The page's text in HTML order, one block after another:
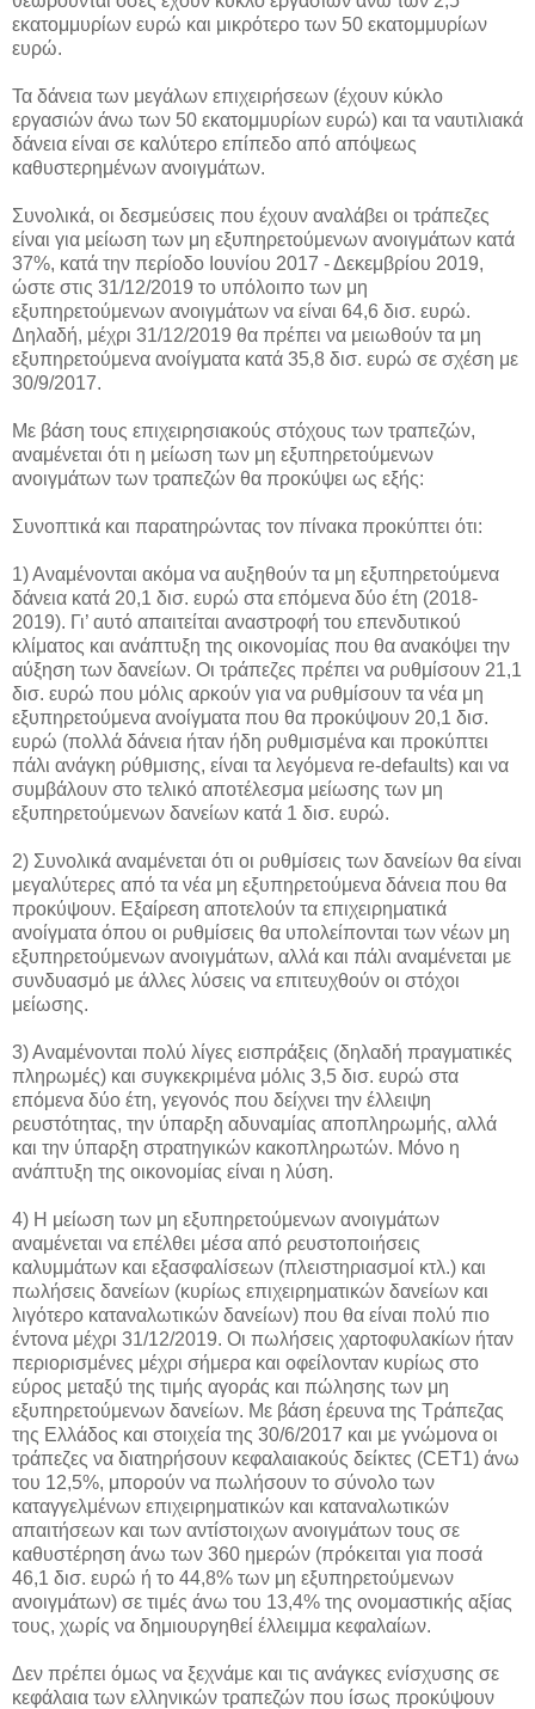
εκατομμυρίων ευρώ και μικρότερο των 50 εκατομμυρίων
ευρώ.
Τα δάνεια των μεγάλων επιχειρήσεων (έχουν κύκλο
εργασιών άνω των 50 εκατομμυρίων ευρώ) και τα ναυτιλιακά
δάνεια είναι σε καλύτερο επίπεδο από απόψεως
καθυστερημένων ανοιγμάτων.
Συνολικά, οι δεσμεύσεις που έχουν αναλάβει οι τράπεζες
είναι για μείωση των μη εξυπηρετούμενων ανοιγμάτων κατά
37%, κατά την περίοδο Ιουνίου 2017 - Δεκεμβρίου 2019,
ώστε στις 31/12/2019 το υπόλοιπο των μη
εξυπηρετούμενων ανοιγμάτων να είναι 64,6 δισ. ευρώ.
Δηλαδή, μέχρι 31/12/2019 θα πρέπει να μειωθούν τα μη
εξυπηρετούμενα ανοίγματα κατά 35,8 δισ. ευρώ σε σχέση με
30/9/2017.
Με βάση τους επιχειρησιακούς στόχους των τραπεζών,
αναμένεται ότι η μείωση των μη εξυπηρετούμενων
ανοιγμάτων των τραπεζών θα προκύψει ως εξής:
Συνοπτικά και παρατηρώντας τον πίνακα προκύπτει ότι:
1) Αναμένονται ακόμα να αυξηθούν τα μη εξυπηρετούμενα
δάνεια κατά 20,1 δισ. ευρώ στα επόμενα δύο έτη (2018-
2019). Γι’ αυτό απαιτείται αναστροφή του επενδυτικού
κλίματος και ανάπτυξη της οικονομίας που θα ανακόψει την
αύξηση των δανείων. Οι τράπεζες πρέπει να ρυθμίσουν 21,1
δισ. ευρώ που μόλις αρκούν για να ρυθμίσουν τα νέα μη
εξυπηρετούμενα ανοίγματα που θα προκύψουν 20,1 δισ.
ευρώ (πολλά δάνεια ήταν ήδη ρυθμισμένα και προκύπτει
πάλι ανάγκη ρύθμισης, είναι τα λεγόμενα re-defaults) και να
συμβάλουν στο τελικό αποτέλεσμα μείωσης των μη
εξυπηρετούμενων δανείων κατά 1 δισ. ευρώ.
2) Συνολικά αναμένεται ότι οι ρυθμίσεις των δανείων θα είναι
μεγαλύτερες από τα νέα μη εξυπηρετούμενα δάνεια που θα
προκύψουν. Εξαίρεση αποτελούν τα επιχειρηματικά
ανοίγματα όπου οι ρυθμίσεις θα υπολείπονται των νέων μη
εξυπηρετούμενων ανοιγμάτων, αλλά και πάλι αναμένεται με
συνδυασμό με άλλες λύσεις να επιτευχθούν οι στόχοι
μείωσης.
3) Αναμένονται πολύ λίγες εισπράξεις (δηλαδή πραγματικές
πληρωμές) και συγκεκριμένα μόλις 3,5 δισ. ευρώ στα
επόμενα δύο έτη, γεγονός που δείχνει την έλλειψη
ρευστότητας, την ύπαρξη αδυναμίας αποπληρωμής, αλλά
και την ύπαρξη στρατηγικών κακοπληρωτών. Μόνο η
ανάπτυξη της οικονομίας είναι η λύση.
4) Η μείωση των μη εξυπηρετούμενων ανοιγμάτων
αναμένεται να επέλθει μέσα από ρευστοποιήσεις
καλυμμάτων και εξασφαλίσεων (πλειστηριασμοί κτλ.) και
πωλήσεις δανείων (κυρίως επιχειρηματικών δανείων και
λιγότερο καταναλωτικών δανείων) που θα είναι πολύ πιο
έντονα μέχρι 31/12/2019. Οι πωλήσεις χαρτοφυλακίων ήταν
περιορισμένες μέχρι σήμερα και οφείλονταν κυρίως στο
εύρος μεταξύ της τιμής αγοράς και πώλησης των μη
εξυπηρετούμενων δανείων. Με βάση έρευνα της Τράπεζας
της Ελλάδος και στοιχεία της 30/6/2017 και με γνώμονα οι
τράπεζες να διατηρήσουν κεφαλαιακούς δείκτες (CET1) άνω
του 12,5%, μπορούν να πωλήσουν το σύνολο των
καταγγελμένων επιχειρηματικών και καταναλωτικών
απαιτήσεων και των αντίστοιχων ανοιγμάτων τους σε
καθυστέρηση άνω των 360 ημερών (πρόκειται για ποσά
46,1 δισ. ευρώ ή το 44,8% των μη εξυπηρετούμενων
ανοιγμάτων) σε τιμές άνω του 13,4% της ονομαστικής αξίας
τους, χωρίς να δημιουργηθεί έλλειμμα κεφαλαίων.
Δεν πρέπει όμως να ξεχνάμε και τις ανάγκες ενίσχυσης σε
κεφάλαια των ελληνικών τραπεζών που ίσως προκύψουν